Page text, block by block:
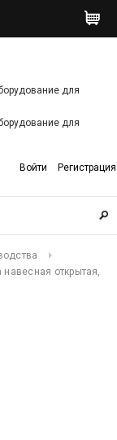
для
для
Войти Регистрация
навесная открытая,